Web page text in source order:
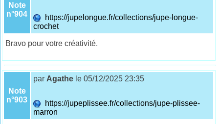
Note
n°904
https://jupelongue.fr/collections/jupe-longue-
crochet
Bravo pour votre créativité.
Note
n°903
par Agathe le 05/12/2025 23:35
https://jupeplissee.fr/collections/jupe-plissee-
marron